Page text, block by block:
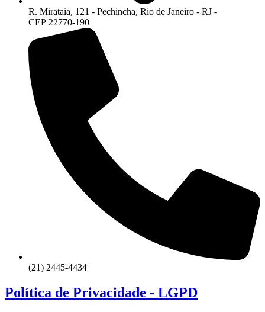
R. Mirataia, 121 - Pechincha, Rio de Janeiro - RJ -
CEP 22770-190
(21) 2445-4434
Política de Privacidade - LGPD